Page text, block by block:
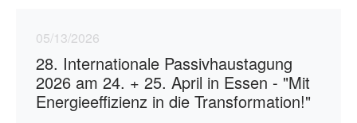
05/13/2026
28. Internationale Passivhaustagung
2026 am 24. + 25. April in Essen - "Mit
Energieeffizienz in die Transformation!"